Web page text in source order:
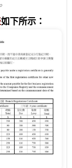
如下所示：